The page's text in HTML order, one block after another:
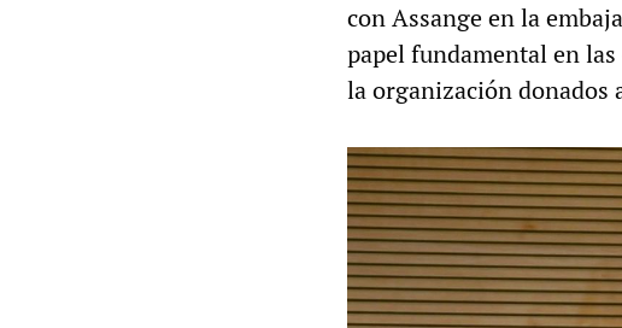
con Assange en la
papel fundamental en
la organización donados